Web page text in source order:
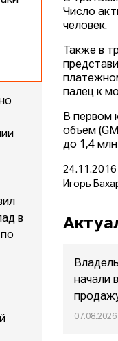
Число
человек.
Также в
палец к
В первом
объем
до 1,4
24.11.2016
Игорь
начали
07.08.2026
в